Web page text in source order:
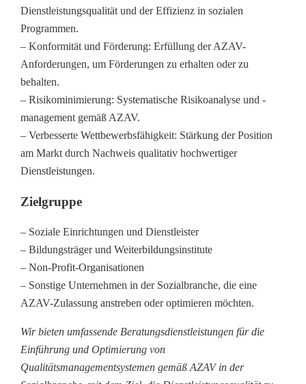
Dienstleistungsqualität und der Effizienz in sozialen
Programmen.
– Konformität und Förderung: Erfüllung der AZAV-
Anforderungen, um Förderungen zu erhalten oder zu
behalten.
– Risikominimierung: Systematische Risikoanalyse und -
management gemäß AZAV.
– Verbesserte Wettbewerbsfähigkeit: Stärkung der Position
am Markt durch Nachweis qualitativ hochwertiger
Dienstleistungen.
Zielgruppe
– Soziale Einrichtungen und Dienstleister
– Bildungsträger und Weiterbildungsinstitute
– Non-Profit-Organisationen
– Sonstige Unternehmen in der Sozialbranche, die eine
AZAV-Zulassung anstreben oder optimieren möchten.
Wir bieten umfassende Beratungsdienstleistungen für die
Einführung und Optimierung von
Qualitätsmanagementsystemen gemäß AZAV in der